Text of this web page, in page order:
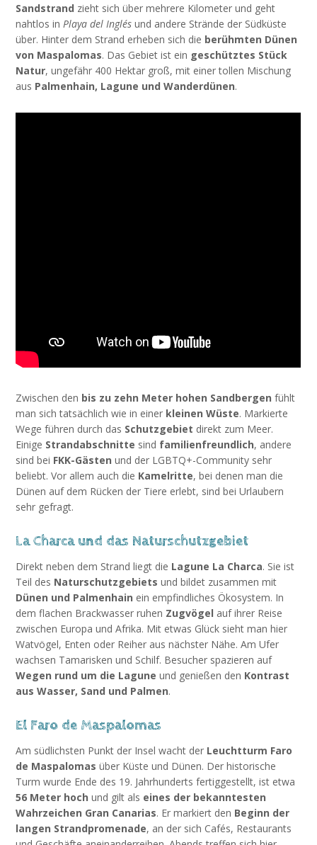
Sandstrand zieht sich über mehrere Kilometer und geht
nahtlos in Playa del Inglés und andere Strände der Südküste
über. Hinter dem Strand erheben sich die berühmten Dünen
von Maspalomas. Das Gebiet ist ein geschütztes Stück
Natur, ungefähr 400 Hektar groß, mit einer tollen Mischung
aus Palmenhain, Lagune und Wanderdünen.
Zwischen den bis zu zehn Meter hohen Sandbergen fühlt
man sich tatsächlich wie in einer kleinen Wüste. Markierte
Wege führen durch das Schutzgebiet direkt zum Meer.
Einige Strandabschnitte sind familienfreundlich, andere
sind bei FKK-Gästen und der LGBTQ+-Community sehr
beliebt. Vor allem auch die Kamelritte, bei denen man die
Dünen auf dem Rücken der Tiere erlebt, sind bei Urlaubern
sehr gefragt.
La Charca und das Naturschutzgebiet
Direkt neben dem Strand liegt die Lagune La Charca. Sie ist
Teil des Naturschutzgebiets und bildet zusammen mit
Dünen und Palmenhain ein empfindliches Ökosystem. In
dem flachen Brackwasser ruhen Zugvögel auf ihrer Reise
zwischen Europa und Afrika. Mit etwas Glück sieht man hier
Watvögel, Enten oder Reiher aus nächster Nähe. Am Ufer
wachsen Tamarisken und Schilf. Besucher spazieren auf
Wegen rund um die Lagune und genießen den Kontrast
aus Wasser, Sand und Palmen.
El Faro de Maspalomas
Am südlichsten Punkt der Insel wacht der Leuchtturm Faro
de Maspalomas über Küste und Dünen. Der historische
Turm wurde Ende des 19. Jahrhunderts fertiggestellt, ist etwa
56 Meter hoch und gilt als eines der bekanntesten
Wahrzeichen Gran Canarias. Er markiert den Beginn der
langen Strandpromenade, an der sich Cafés, Restaurants